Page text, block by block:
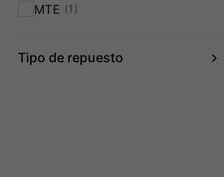
MTE 1
Tipo de repuesto